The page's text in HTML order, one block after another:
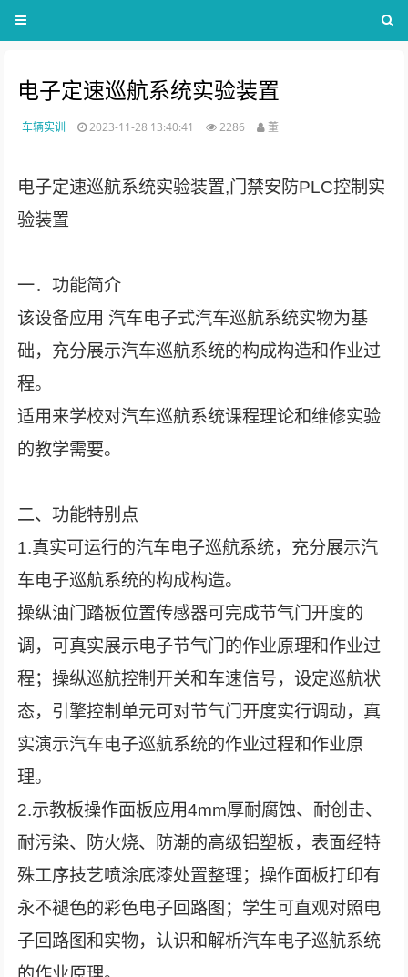
电子定速巡航系统实验装置
车辆实训 2023-11-28 13:40:41 2286 董
电子定速巡航系统实验装置,门禁安防PLC控制实
验装置
一．功能简介
该设备应用 汽车电子式汽车巡航系统实物为基
础，充分展示汽车巡航系统的构成构造和作业过
程。
适用来学校对汽车巡航系统课程理论和维修实验
的教学需要。
二、功能特别点
1.真实可运行的汽车电子巡航系统，充分展示汽
车电子巡航系统的构成构造。
操纵油门踏板位置传感器可完成节气门开度的
调，可真实展示电子节气门的作业原理和作业过
程；操纵巡航控制开关和车速信号，设定巡航状
态，引擎控制单元可对节气门开度实行调动，真
实演示汽车电子巡航系统的作业过程和作业原
理。
2.示教板操作面板应用4mm厚耐腐蚀、耐创击、
耐污染、防火烧、防潮的高级铝塑板，表面经特
殊工序技艺喷涂底漆处置整理；操作面板打印有
永不褪色的彩色电子回路图；学生可直观对照电
子回路图和实物，认识和解析汽车电子巡航系统